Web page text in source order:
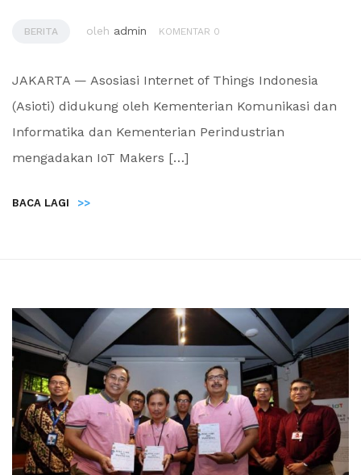
BERITA oleh admin KOMENTAR 0
JAKARTA — Asosiasi Internet of Things Indonesia
(Asioti) didukung oleh Kementerian Komunikasi dan
Informatika dan Kementerian Perindustrian
mengadakan IoT Makers […]
BACA LAGI >>